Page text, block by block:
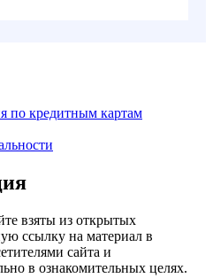
по кредитным картам
взяты из открытых
ссылку на материал в
сайта и
в ознакомительных целях.